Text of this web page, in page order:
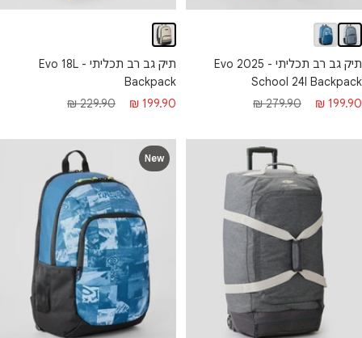
תיק גב רב תכליתי - Evo 2025
School 24l Backpack
מחיר מבצע
199.90 ₪ מחיר רגיל
279.90 ₪
תיק גב רב תכליתי - Evo 18L
Backpack
מחיר מבצע
199.90 ₪ מחיר רגיל
229.90 ₪
New